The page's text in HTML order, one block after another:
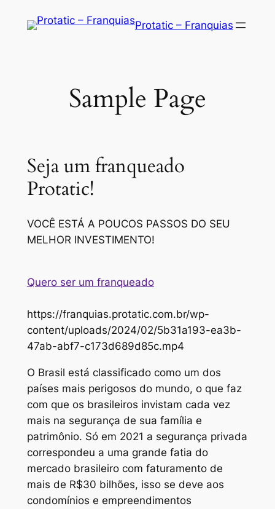
Protatic – Franquias
Sample Page
Seja um franqueado
Protatic!
VOCÊ ESTÁ A POUCOS PASSOS DO SEU
MELHOR INVESTIMENTO!
Quero ser um franqueado
https://franquias.protatic.com.br/wp-
content/uploads/2024/02/5b31a193-ea3b-
47ab-abf7-c173d689d85c.mp4
O Brasil está classificado como um dos
países mais perigosos do mundo, o que faz
com que os brasileiros invistam cada vez
mais na segurança de sua família e
patrimônio. Só em 2021 a segurança privada
correspondeu a uma grande fatia do
mercado brasileiro com faturamento de
mais de R$30 bilhões, isso se deve aos
condomínios e empreendimentos